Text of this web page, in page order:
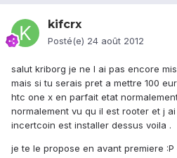
kifcrx
Posté(e) 24 août 2012
salut kriborg je ne l ai pas encore
mais si tu serais pret a mettre 100
htc one x en parfait etat
normalement vu qu il est rooter et j
incertcoin est installer dessus voila .
je te le propose en avant premiere